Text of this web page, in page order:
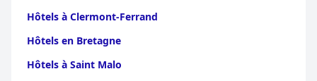
Hôtels à Clermont-Ferrand
Hôtels en Bretagne
Hôtels à Saint Malo